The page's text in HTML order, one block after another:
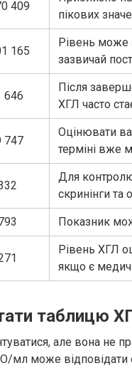
409
пікових
165
Рівень може
зазвичай
646
Після
ХГЛ часто
747
Оцінювати
терміні вже
Для
скринінги та
Показник
Рівень ХГЛ
якщо є
таблицю
але вона не
може відповідати